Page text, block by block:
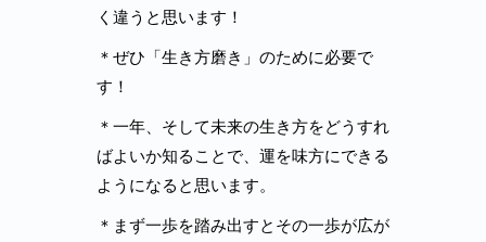
く違うと思います！
＊ぜひ「生き方磨き」のために必要で
す！
＊一年、そして未来の生き方をどうすれ
ばよいか知ることで、運を味方にできる
ようになると思います。
＊まず一歩を踏み出すとその一歩が広が